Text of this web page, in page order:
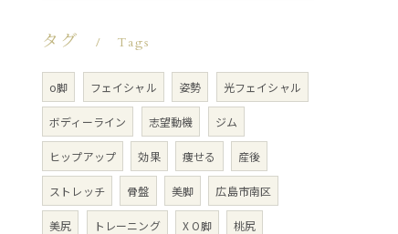
タグ Tags
o脚 フェイシャル 姿勢 光フェイシャル
ボディーライン 志望動機 ジム
ヒップアップ 効果 痩せる 産後
ストレッチ 骨盤 美脚 広島市南区
美尻 トレーニング X O脚 桃尻